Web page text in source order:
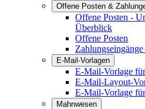
Offene Posten &
Offene Posten -
Überblick
Offene Posten
E-Mail-Vorlagen
E-Mail-Vorlage
E-Mail-Layout-
E-Mail-Vorlage
Mahnwesen